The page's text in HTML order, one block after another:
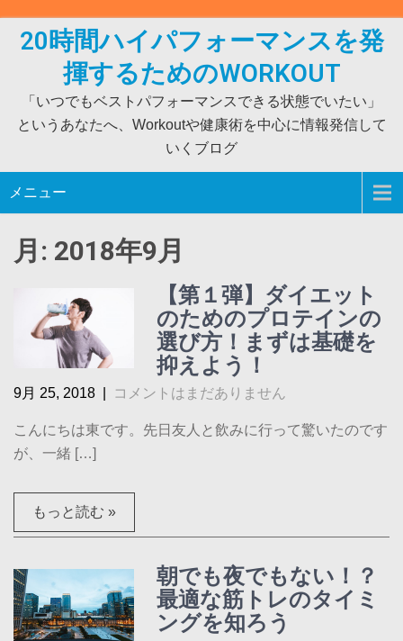
20時間ハイパフォーマンスを発
揮するためのWORKOUT
「いつでもベストパフォーマンスできる状態でいたい」
というあなたへ、Workoutや健康術を中心に情報発信して
いくブログ
メニュー
月: 2018年9月
【第１弾】ダイエット
のためのプロテインの
選び方！まずは基礎を
抑えよう！
9月 25, 2018 コメントはまだありません
こんにちは東です。先日友人と飲みに行って驚いたのです
が、一緒 […]
もっと読む »
朝でも夜でもない！？
最適な筋トレのタイミ
ングを知ろう